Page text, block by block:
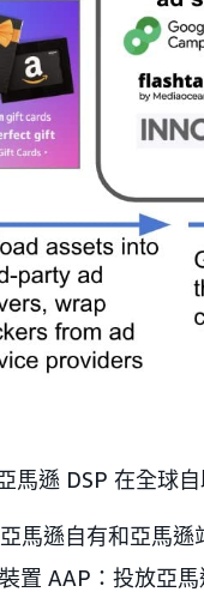
馬遜 DSP 在全球
馬遜自有和亞馬遜
置 AAP：投放亞